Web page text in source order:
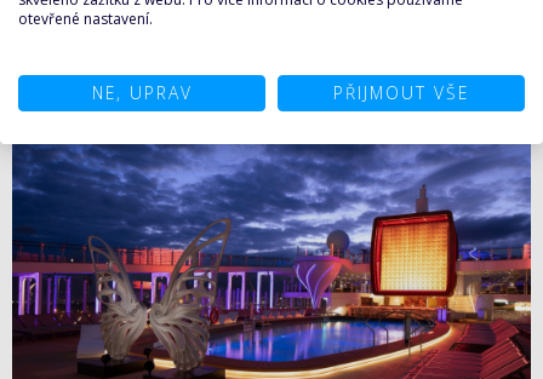
v tomto překrásném městě.
otevřené nastavení.
NE, UPRAV PŘIJMOUT VŠE